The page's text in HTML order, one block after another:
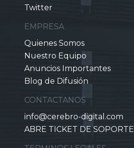
Twitter
EMPRESA
Quienes Somos
Nuestro Equipo
Anuncios Importantes
Blog de Difusión
CONTACTANOS
info@cerebro-digital.com
ABRE TICKET DE SOPORTE